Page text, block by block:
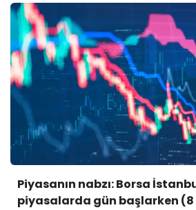
Piyasanın nabzı: Borsa
piyasalarda gün başlarken